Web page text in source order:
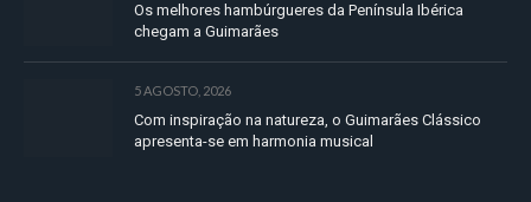
Os melhores hambúrgueres da Península Ibérica
chegam a Guimarães
5 AGOSTO, 2026
Com inspiração na natureza, o Guimarães Clássico
apresenta-se em harmonia musical